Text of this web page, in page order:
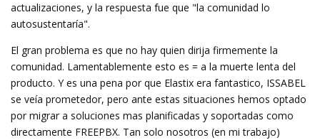
actualizaciones, y la respuesta fue que "la comunidad lo
autosustentaría".
El gran problema es que no hay quien dirija firmemente la
comunidad. Lamentablemente esto es = a la muerte lenta del
producto. Y es una pena por que Elastix era fantastico, ISSABEL
se veía prometedor, pero ante estas situaciones hemos optado
por migrar a soluciones mas planificadas y soportadas como
directamente FREEPBX. Tan solo nosotros (en mi trabajo)